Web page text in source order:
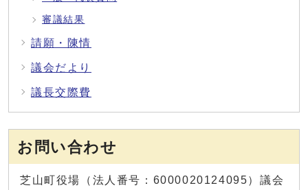
審議結果
請願・陳情
議会だより
議長交際費
お問い合わせ
芝山町役場（法人番号：6000020124095）議会